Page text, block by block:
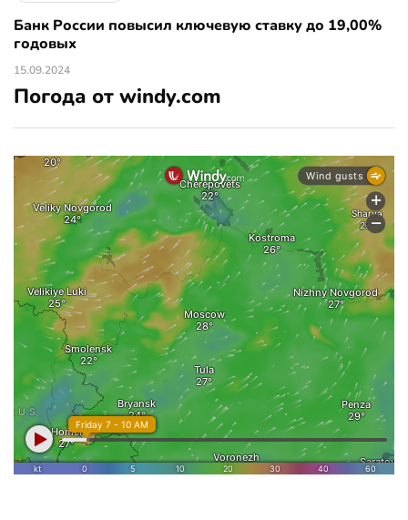
Банк России повысил ключевую ставку до 19,00%
годовых
15.09.2024
Погода от windy.com